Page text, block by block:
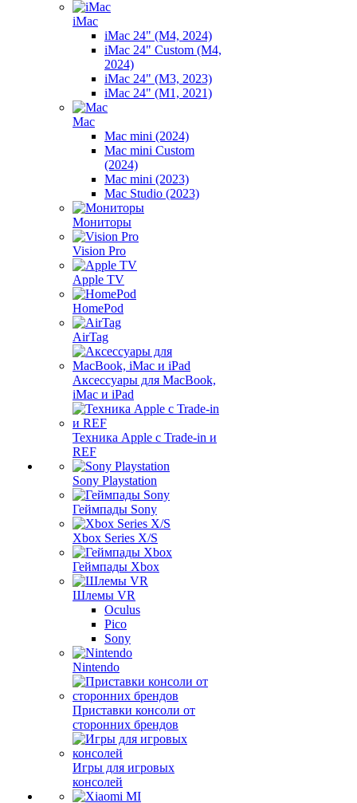
iMac
iMac 24" (M4, 2024)
iMac 24" Custom (M4,
2024)
iMac 24" (M3, 2023)
iMac 24" (M1, 2021)
Mac
Mac mini (2024)
Mac mini Custom
(2024)
Mac mini (2023)
Mac Studio (2023)
Мониторы
Vision Pro
Apple TV
HomePod
AirTag
Аксессуары для MacBook,
iMac и iPad
Техника Apple с Trade-in и
REF
Sony Playstation
Геймпады Sony
Xbox Series X/S
Геймпады Xbox
Шлемы VR
Oculus
Pico
Sony
Nintendo
Приставки консоли от
сторонних брендов
Игры для игровых
консолей